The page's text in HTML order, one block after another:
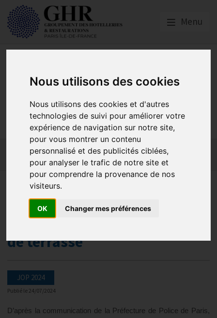
Nous utilisons des cookies
Nous utilisons des cookies et d'autres
technologies de suivi pour améliorer votre
expérience de navigation sur notre site,
pour vous montrer un contenu
personnalisé et des publicités ciblées,
pour analyser le trafic de notre site et
pour comprendre la provenance de nos
visiteurs.
OK Changer mes préférences
Menu
GHR PARIS ÎLE-DE-
FRANCE
Actualités Qui sommes-nous ?
GHR National
Partenaires
Contact adhésion
JOP 2024 | : les règles
concernant les retraits
temporaires d’autorisation
de terrasse
JOP 2024
Publié le 24/07/2024
D’après la communication de la Préfecture de Police de Paris,